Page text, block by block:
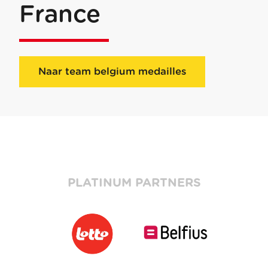
France
Naar team belgium medailles
PLATINUM PARTNERS